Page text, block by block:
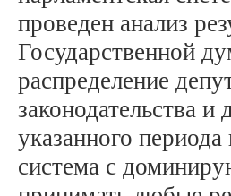
проведен анализ
Государственной
распределение
законодательства
указанного
система с